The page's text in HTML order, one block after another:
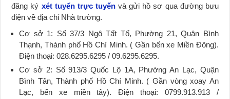
đăng ký xét tuyển trực tuyếnvà gửi hồ sơ qua đường bưu
điện về địa chỉ Nhà trường.
Cơ sở 1: Số 37/3 Ngô Tất Tố, Phường 21, Quận Bình
Thạnh, Thành phố Hồ Chí Minh. ( Gần bến xe Miền Đông).
Điện thoại: 028.6295.6295 / 09.6295.6295.
Cơ sở 2: Số 913/3 Quốc Lộ 1A, Phường An Lạc, Quận
Bình Tân, Thành phố Hồ Chí Minh. ( Gần vòng xoay An
Lạc, bến xe miền tây). Điện thoại: 0799.913.913 /